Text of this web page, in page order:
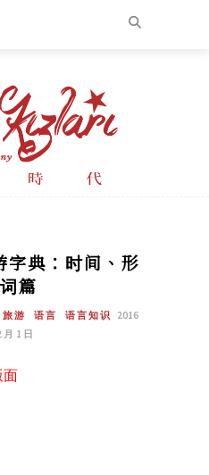
字典：时间、形
篇
旅游 语言 语言知识
2016
月 1 日
面